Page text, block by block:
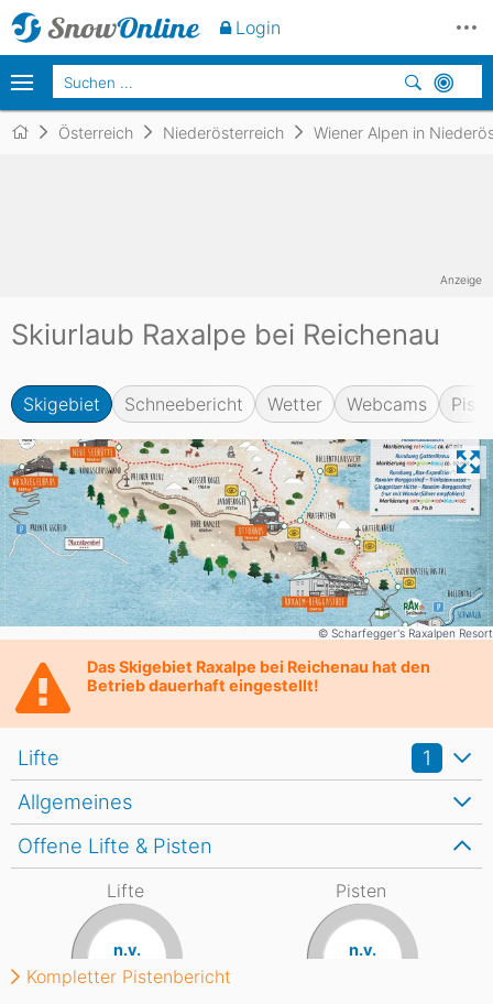
Österreich Niederösterreich Wiener Alpen in
Skiurlaub Raxalpe bei Reichenau
Skigebiet Schneebericht Wetter Webcams
© Scharfegger's Raxalpen Resort
Das Skigebiet Raxalpe bei Reichenau hat den
Betrieb dauerhaft eingestellt!
Anzeige
Allgemeines
Lifte 1
Offene Lifte & Pisten
Lifte
n.v.
Pisten
n.v.
Kompletter Pistenbericht
Login